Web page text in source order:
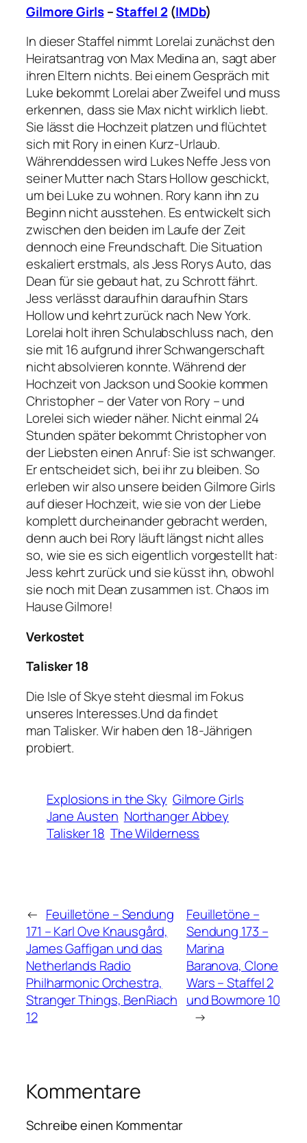
Gilmore Girls–Staffel 2(IMDb)
In dieser Staffel nimmt Lorelai zunächst den
Heiratsantrag von Max Medina an, sagt aber
ihren Eltern nichts. Bei einem Gespräch mit
Luke bekommt Lorelai aber Zweifel und muss
erkennen, dass sie Max nicht wirklich liebt.
Sie lässt die Hochzeit platzen und flüchtet
sich mit Rory in einen Kurz-Urlaub.
Währenddessen wird Lukes Neffe Jess von
seiner Mutter nach Stars Hollow geschickt,
um bei Luke zu wohnen. Rory kann ihn zu
Beginn nicht ausstehen. Es entwickelt sich
zwischen den beiden im Laufe der Zeit
dennoch eine Freundschaft. Die Situation
eskaliert erstmals, als Jess Rorys Auto, das
Dean für sie gebaut hat, zu Schrott fährt.
Jess verlässt daraufhin daraufhin Stars
Hollow und kehrt zurück nach New York.
Lorelai holt ihren Schulabschluss nach, den
sie mit 16 aufgrund ihrer Schwangerschaft
nicht absolvieren konnte. Während der
Hochzeit von Jackson und Sookie kommen
Christopher – der Vater von Rory – und
Lorelei sich wieder näher. Nicht einmal 24
Stunden später bekommt Christopher von
der Liebsten einen Anruf: Sie ist schwanger.
Er entscheidet sich, bei ihr zu bleiben. So
erleben wir also unsere beiden Gilmore Girls
auf dieser Hochzeit, wie sie von der Liebe
komplett durcheinander gebracht werden,
denn auch bei Rory läuft längst nicht alles
so, wie sie es sich eigentlich vorgestellt hat:
Jess kehrt zurück und sie küsst ihn, obwohl
sie noch mit Dean zusammen ist. Chaos im
Hause Gilmore!
Verkostet
Talisker 18
Die Isle of Skye steht diesmal im Fokus
unseres Interesses.Und da findet
man Talisker. Wir haben den 18-Jährigen
probiert.
Explosions in the Sky Gilmore Girls
Jane Austen Northanger Abbey
Talisker 18 The Wilderness
← Feuilletöne – Sendung
171 – Karl Ove Knausgård,
James Gaffigan und das
Netherlands Radio
Philharmonic Orchestra,
Stranger Things, BenRiach
12
Feuilletöne –
Sendung 173 –
Marina
Baranova, Clone
Wars – Staffel 2
und Bowmore 10
→
Kommentare
Schreibe einen Kommentar